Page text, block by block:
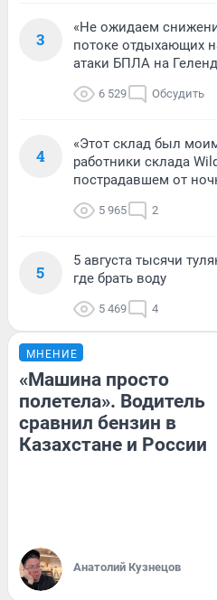
3
«Не ожидаем
потоке отдыхающих
атаки БПЛА на
6 529 Обсудить
4
«Этот склад был
работники склада
пострадавшем от
5 965 2
5
5 августа тысячи
где брать воду
5 469 4
МНЕНИЕ
«Машина просто
полетела». Водитель
сравнил бензин в
Казахстане и России
Анатолий Кузнецов